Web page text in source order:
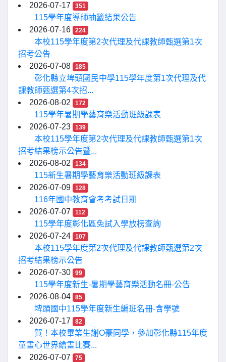
2026-07-17
351
115學年度導師抽籤結果公告
2026-07-16
224
本校115學年度第2次代理及代課教師甄選第1次
招考公告
2026-07-08
185
彰化縣立埤頭國民中學115學年度第1次代理及代
課教師甄選第4次招...
2026-08-02
172
115學年暑期學藝育樂活動班級課表
2026-07-23
139
本校115學年度第2次代理及代課教師甄選第1次
招考結果榜示公告暨...
2026-08-02
134
115新生暑期學藝育樂活動班級課表
2026-07-09
128
116年國中教育會考考試日期
2026-07-07
112
115學年度彰化區免試入學放榜查詢
2026-07-24
107
本校115學年度第2次代理及代課教師甄選第2次
招考結果榜示公告
2026-07-30
99
115學年度新生-暑期學藝育樂活動名冊-公告
2026-08-04
85
埤頭國中115學年度新生編班名冊-含學號
2026-07-17
82
賀！本校畢業生謝O豪同學，參加彰化縣115年度
童畫心世界繪畫比賽...
2026-07-07
75